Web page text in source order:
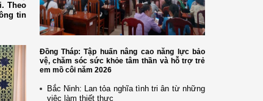
Theo
tin
Đồng Tháp: Tập huấn nâng cao năng lực bảo
vệ, chăm sóc sức khỏe tâm thần và hỗ trợ trẻ
em mồ côi năm 2026
Bắc Ninh: Lan tỏa nghĩa tình tri ân từ những
việc làm thiết thực